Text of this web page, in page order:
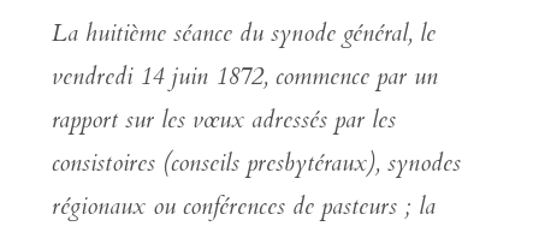
La huitième séance du synode général, le
vendredi 14 juin 1872, commence par un
rapport sur les vœux adressés par les
consistoires (conseils presbytéraux), synodes
régionaux ou conférences de pasteurs ; la